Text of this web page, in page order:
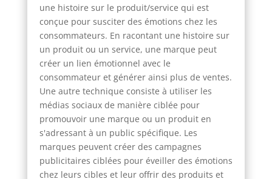
une histoire sur le produit/service qui est
conçue pour susciter des émotions chez les
consommateurs. En racontant une histoire sur
un produit ou un service, une marque peut
créer un lien émotionnel avec le
consommateur et générer ainsi plus de ventes.
Une autre technique consiste à utiliser les
médias sociaux de manière ciblée pour
promouvoir une marque ou un produit en
s'adressant à un public spécifique. Les
marques peuvent créer des campagnes
publicitaires ciblées pour éveiller des émotions
chez leurs cibles et leur offrir des produits et